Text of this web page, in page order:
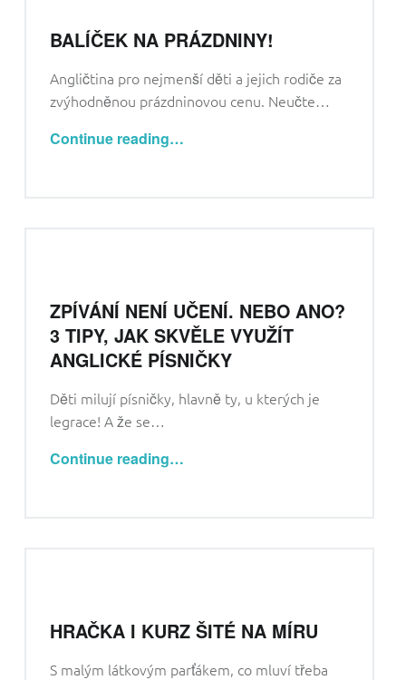
BALÍČEK NA PRÁZDNINY!
Angličtina pro nejmenší děti a jejich rodiče za
zvýhodněnou prázdninovou cenu. Neučte…
Continue reading…
ZPÍVÁNÍ NENÍ UČENÍ. NEBO ANO?
3 TIPY, JAK SKVĚLE VYUŽÍT
ANGLICKÉ PÍSNIČKY
Děti milují písničky, hlavně ty, u kterých je
legrace! A že se…
Continue reading“ZPÍVÁNÍ NENÍ UČENÍ. NEBO ANO? 3 TIPY, JAK SKVĚLE VYUŽÍT ANGLICKÉ PÍSNIČKY”
…
HRAČKA I KURZ ŠITÉ NA MÍRU
S malým látkovým parťákem, co mluví třeba